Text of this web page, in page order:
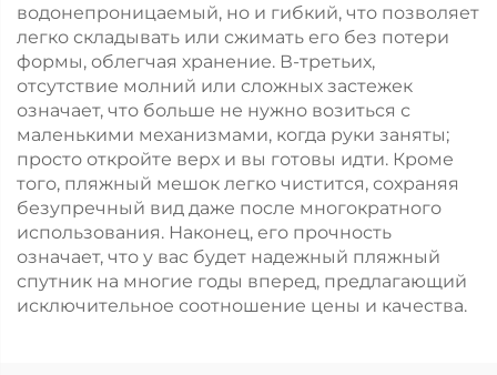
водонепроницаемый, но и гибкий, что позволяет
легко складывать или сжимать его без потери
формы, облегчая хранение. В-третьих,
отсутствие молний или сложных застежек
означает, что больше не нужно возиться с
маленькими механизмами, когда руки заняты;
просто откройте верх и вы готовы идти. Кроме
того, пляжный мешок легко чистится, сохраняя
безупречный вид даже после многократного
использования. Наконец, его прочность
означает, что у вас будет надежный пляжный
спутник на многие годы вперед, предлагающий
исключительное соотношение цены и качества.